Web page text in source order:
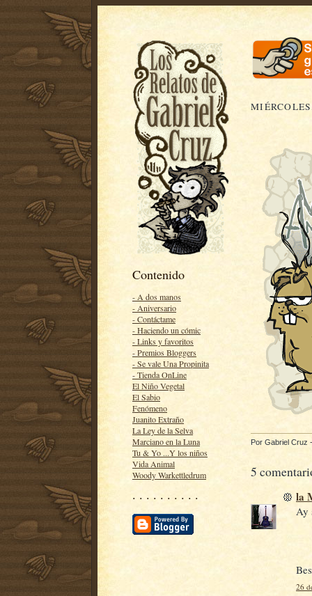
Contenido
- A dos manos
- Aniversario
- Contáctame
- Haciendo un cómic
- Links y favoritos
- Premios Bloggers
- Se vale Una Propinita
- Tienda OnLine
El Niño Vegetal
El Sabio
Fenómeno
Juanito Extraño
La Ley de la Selva
Marciano en la Luna
Tu & Yo ...Y los niños
Vida Animal
Woody Warkettledrum
· · · · · · · · · ·
Por Gabriel Cruz
5
la
Ay
26